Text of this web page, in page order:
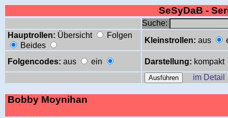
SeSyDaB -
Suche:
Hauptrollen: Übersicht
Folgen
Beides
Kleinstrollen: aus
Folgencodes: aus ein Darstellung: kompakt
im Detail
Bobby Moynihan